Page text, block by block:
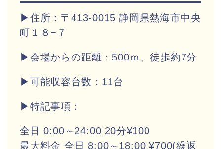
▶住所：〒413-0015 静岡県熱海市中央
町１８−７
▶会場からの距離：500ｍ、徒歩約7分
▶ 可能収容台数：11台
▶特記事項：
全日 0:00～24:00 20分¥100
最大料金 全日 8:00～18:00 ¥700(繰返